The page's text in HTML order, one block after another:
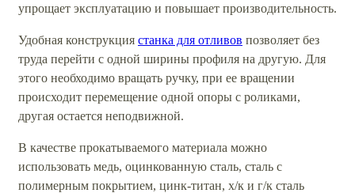
упрощает эксплуатацию и повышает производительность.
Удобная конструкция станка для отливов позволяет без
труда перейти с одной ширины профиля на другую. Для
этого необходимо вращать ручку, при ее вращении
происходит перемещение одной опоры с роликами,
другая остается неподвижной.
В качестве прокатываемого материала можно
использовать медь, оцинкованную сталь, сталь с
полимерным покрытием, цинк-титан, х/к и г/к сталь